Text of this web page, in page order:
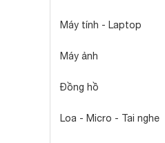
Máy tính - Laptop
Máy ảnh
Đồng hồ
Loa - Micro - Tai nghe